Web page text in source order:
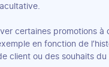
certaines promotions à
en fonction de
client ou des souhaits du